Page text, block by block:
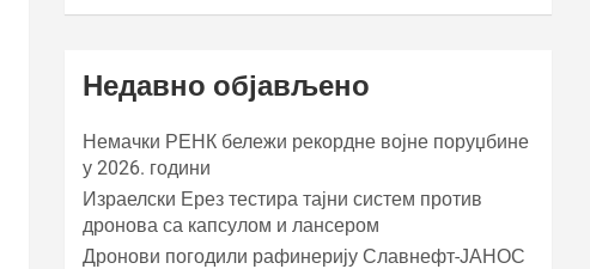
Недавно објављено
Немачки РЕНК бележи рекордне војне поруџбине
у 2026. години
Израелски Ерез тестира тајни систем против
дронова са капсулом и лансером
Дронови погодили рафинерију Славнефт-ЈАНОС